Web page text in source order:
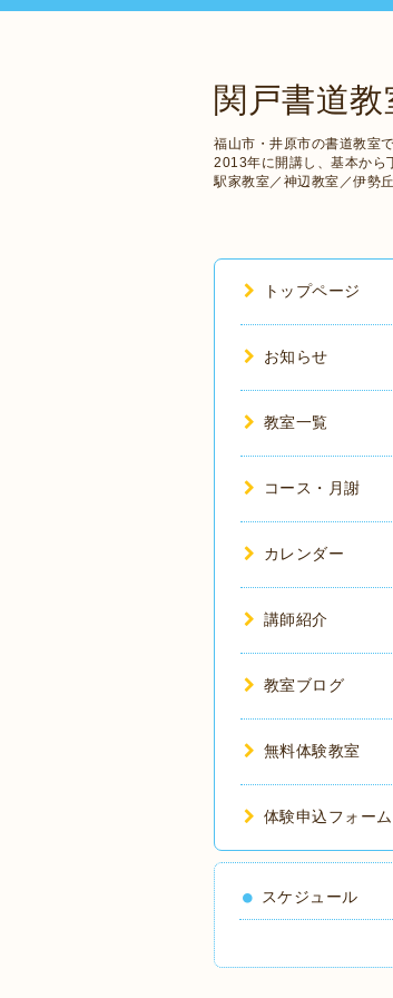
関戸書道教
福山市・井原市の書道教室で
2013年に開講し、基本から
駅家教室／神辺教室／伊勢
トップページ
お知らせ
教室一覧
コース・月謝
カレンダー
講師紹介
教室ブログ
無料体験教室
体験申込フォーム
スケジュール